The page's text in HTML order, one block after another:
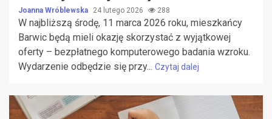
Joanna Wróblewska 24 lutego 2026 288
W najbliższą środę, 11 marca 2026 roku, mieszkańcy
Barwic będą mieli okazję skorzystać z wyjątkowej
oferty – bezpłatnego komputerowego badania wzroku.
Wydarzenie odbędzie się przy... Czytaj dalej